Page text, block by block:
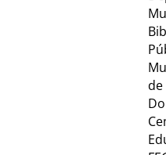
de